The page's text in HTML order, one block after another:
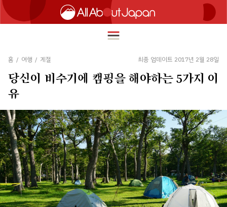
简体中文
繁體中文
ภาษาไทย
한국어
日本語
HOME
여행
푸드
즐길거리
이노베이션
쇼핑
홈 / 여행 / 계절 최종 업데이트 2017년 2월 28일
당신이 비수기에 캠핑을 해야하는 5가지 이
유